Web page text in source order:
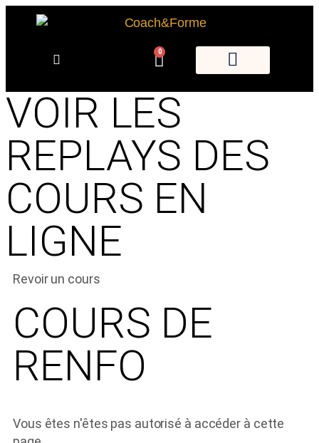
0
VOIR LES
REPLAYS DES
COURS EN
LIGNE
Revoir un cours
COURS DE
RENFO
Vous êtes n'êtes pas autorisé à accéder à cette